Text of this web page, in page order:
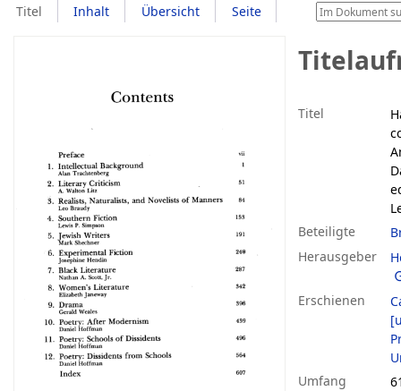
Titel Inhalt Übersicht Seite
Titel
Beteiligte
Herausgeber
Erschienen
Umfang